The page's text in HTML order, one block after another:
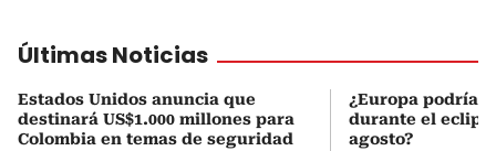
Últimas Noticias
Estados Unidos anuncia que
destinará US$1.000 millones para
Colombia en temas de seguridad
¿Europa podría
durante el
agosto?